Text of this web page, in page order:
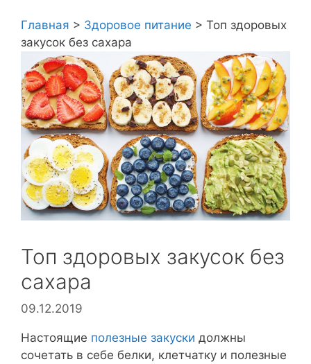
Главная > Здоровое питание > Топ здоровых
закусок без сахара
Топ здоровых закусок без
сахара
09.12.2019
Настоящие полезные закуски должны
сочетать в себе белки, клетчатку и полезные